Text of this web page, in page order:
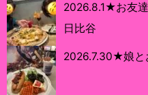
2026.8.1★お友
日比谷
2026.7.30★娘と